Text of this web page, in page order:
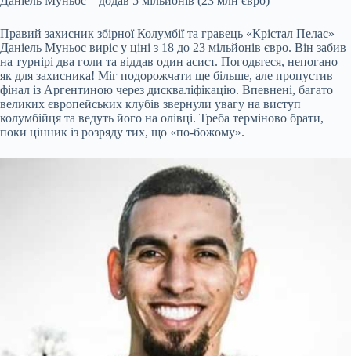
Правий захисник збірної Колумбії та гравець «Крістал Пелас»
Даніель Муньос виріс у ціні з 18 до 23 мільйонів євро. Він забив
на турнірі два голи та віддав один асист. Погодьтеся, непогано
як для захисника! Міг подорожчати ще більше, але пропустив
фінал із Аргентиною через дискваліфікацію. Впевнені, багато
великих європейських клубів звернули увагу на виступ
колумбійця та ведуть його на олівці. Треба терміново брати,
поки цінник із розряду тих, що «по-божому».